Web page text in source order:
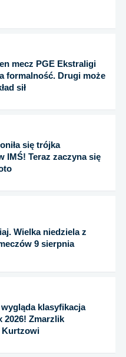
mecz PGE Ekstraligi
formalność. Drugi może
sił
się trójka
IMŚ! Teraz zaczyna się
Wielka niedziela z
9 sierpnia
wygląda klasyfikacja
2026! Zmarzlik
Kurtzowi